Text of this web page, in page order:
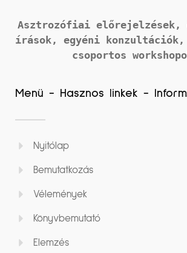
Asztrozófiai előrejelzések,
írások,
csoportos
Menü - Hasznos linkek -
Nyitólap
Bemutatkozás
Vélemények
Könyvbemutató
Elemzés